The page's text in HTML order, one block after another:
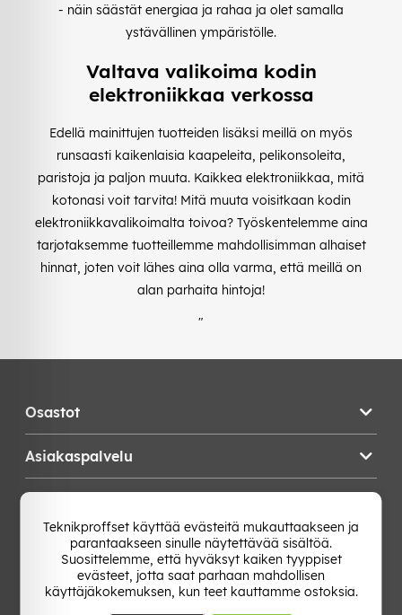
- näin säästät energiaa ja rahaa ja olet samalla
ystävällinen ympäristölle.
Valtava valikoima kodin
elektroniikkaa verkossa
Edellä mainittujen tuotteiden lisäksi meillä on myös
runsaasti kaikenlaisia kaapeleita, pelikonsoleita,
paristoja ja paljon muuta. Kaikkea elektroniikkaa, mitä
kotonasi voit tarvita! Mitä muuta voisitkaan kodin
elektroniikkavalikoimalta toivoa? Työskentelemme aina
tarjotaksemme tuotteillemme mahdollisimman alhaiset
hinnat, joten voit lähes aina olla varma, että meillä on
alan parhaita hintoja!
"
Osastot
Asiakaspalvelu
Vaihda Maa
Teknikproffset käyttää evästeitä mukauttaakseen ja
parantaakseen sinulle näytettävää sisältöä.
Suosittelemme, että hyväksyt kaiken tyyppiset
evästeet, jotta saat parhaan mahdollisen
käyttäjäkokemuksen, kun teet kauttamme ostoksia.